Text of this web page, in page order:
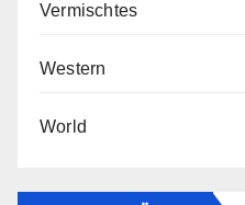
Vermischtes
Western
World